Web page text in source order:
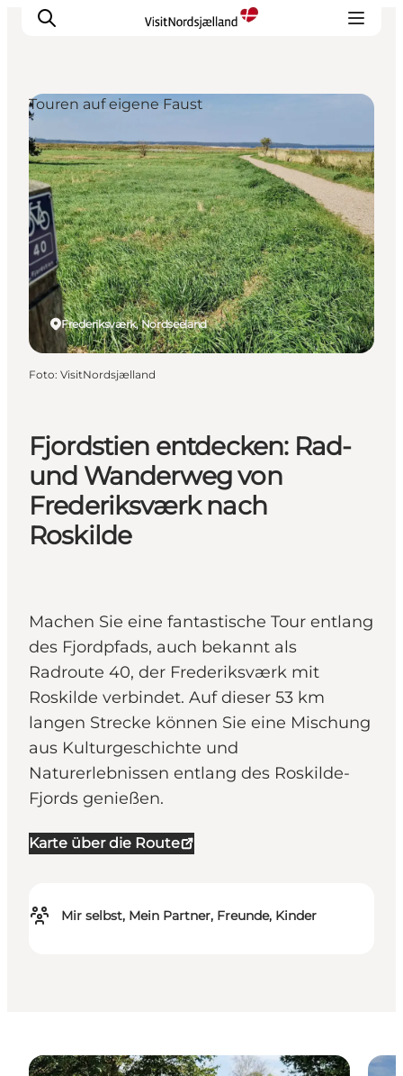
Highlights
Erlebnisse
Geschmack
Unterkünfte
Städte
Reiseplanung
Fjordstien entdecken: Rad-
und Wanderweg von
Frederiksværk nach
Roskilde
Machen Sie eine fantastische Tour entlang
des Fjordpfads, auch bekannt als
Radroute 40, der Frederiksværk mit
Roskilde verbindet. Auf dieser 53 km
langen Strecke können Sie eine Mischung
aus Kulturgeschichte und
Naturerlebnissen entlang des Roskilde-
Fjords genießen.
Karte über die Route
Mir selbst, Mein Partner, Freunde, Kinder
Frederiksværk, Nordseeland
Touren auf eigene Faust
Foto: VisitNordsjælland